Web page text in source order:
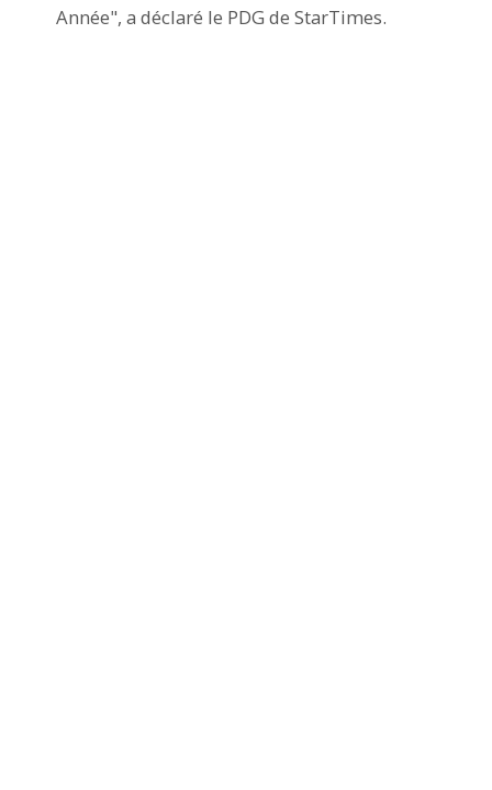
Année", a déclaré le PDG de StarTimes.